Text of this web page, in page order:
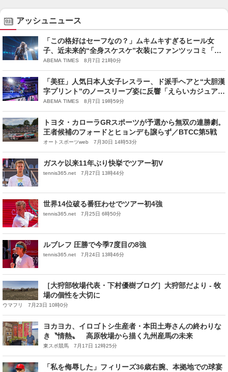
アッシュニュース
「この格好はセーフなの？」ムキムキすぎるヒール女
子、近未来的“全身スケスケ”衣装にファンツッコミ「着
ているけど着ていない感…」
ABEMA TIMES 8月7日 21時0分
「美狂」人気日本人女子レスラー、ド派手ヘアと“大胆漢
字プリント”のノースリーブ姿に反響「えらいカジュアル
やな」
ABEMA TIMES 8月7日 19時59分
トヨタ・カローラGRスポーツが予選から無双の連勝劇。
王者候補のフォードとヒョンデも譲らず／BTCC第5戦
オートスポーツweb 7月30日 14時53分
ガスケ以来11年ぶり快挙でツアー初V
tennis365.net 7月27日 13時44分
世界14位破る番狂わせでツアー初4強
tennis365.net 7月25日 6時50分
ルブレフ 圧勝で今季7度目の8強
tennis365.net 7月24日 13時46分
［大狩部牧場代表・下村優樹ブログ］大狩部だより - 牧
場の個性を大切に
ウマフリ 7月23日 10時0分
ヨカヨカ、イロゴトシ生産者・本田土寿さんの終わりな
き〝情熱〟 高原牧場から描く九州産馬の未来
東スポ競馬 7月17日 12時25分
「私を侮辱した」フィリーズ36歳右腕、本拠地での球宴